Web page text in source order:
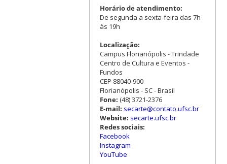
Horário de atendimento:
De segunda a sexta-feira das 7h
às 19h
Localização:
Campus Florianópolis - Trindade
Centro de Cultura e Eventos -
Fundos
CEP 88040-900
Florianópolis - SC - Brasil
Fone: (48) 3721-2376
E-mail: secarte@contato.ufsc.br
Website: secarte.ufsc.br
Redes sociais:
Facebook
Instagram
YouTube